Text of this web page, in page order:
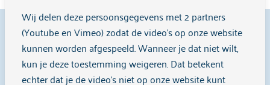
Cliënten beoordelen ons met een9,1opZorgkaart
9,1
Wij delen deze persoonsgegevens met 2 partners
(Youtube en Vimeo) zodat de video's op onze website
kunnen worden afgespeeld. Wanneer je dat niet wilt,
kun je deze toestemming weigeren. Dat betekent
echter dat je de video’s niet op onze website kunt